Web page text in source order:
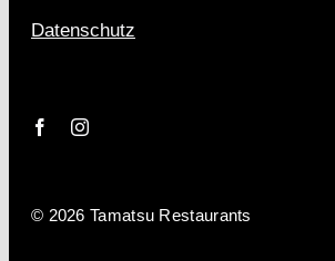
Datenschutz
© 2026 Tamatsu Restaurants